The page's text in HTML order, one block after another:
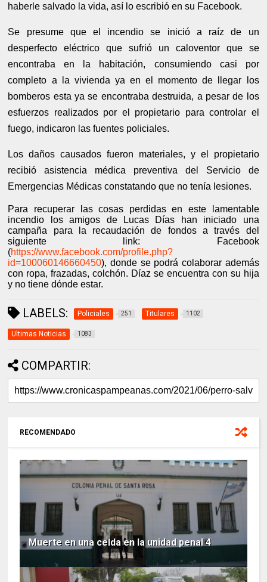
haberle salvado la vida, así lo escribió en su Facebook.
Se presume que el incendio se inició a raíz de un
desperfecto eléctrico que sufrió un caloventor que se
encontraba en la habitación, consumiendo casi por
completo a la vivienda ya en el momento de llegar los
bomberos esta ya se encontraba destruida, a pesar de los
esfuerzos realizados por el propietario para controlar el
fuego, indicaron las fuentes policiales.
Los daños causados fueron materiales, y el propietario
recibió asistencia médica preventiva del Servicio de
Emergencias Médicas constatando que no tenía lesiones.
Para recuperar las cosas perdidas en este lamentable
incendio los amigos de Lucas Días han iniciado una
campaña para la recaudación de fondos a través del
siguiente link: Facebook
(https://www.facebook.com/profile.php?
id=100060146660450), donde se podrá colaborar además
con ropa, frazadas, colchón. Díaz se encuentra con su hija
y no tiene dónde estar.
LABELS: Policiales 251 Titulares 1102
Ultimas Noticias 1083
COMPARTIR:
RECOMENDADO
Muerte en una celda en la unidad penal 4